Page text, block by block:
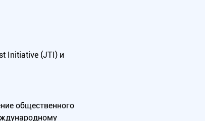
Initiative (JTI) и
общественного